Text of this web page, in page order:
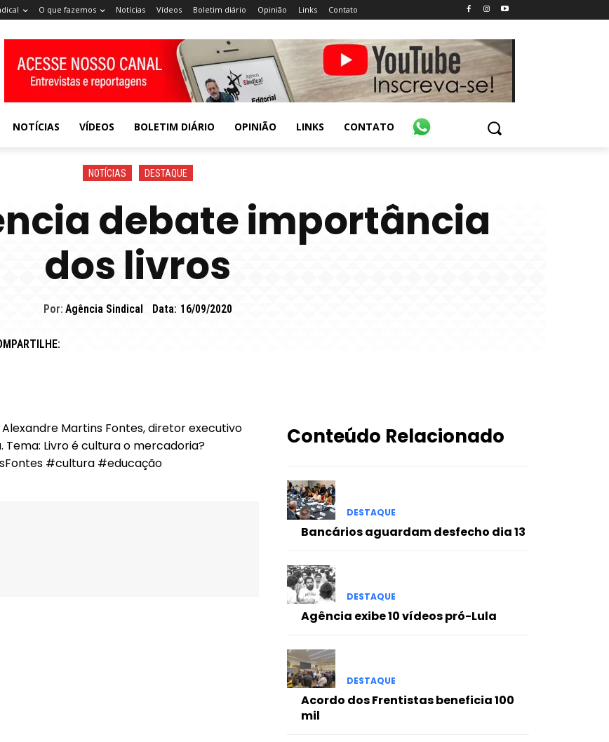
O que fazemos Notícias Vídeos Boletim diário Opinião Links Contato
NOTÍCIAS VÍDEOS BOLETIM DIÁRIO OPINIÃO LINKS CONTATO
NOTÍCIAS DESTAQUE
debate importância
dos livros
Por: Agência Sindical Data: 16/09/2020
Martins Fontes, diretor executivo
Tema: Livro é cultura o mercadoria?
#cultura #educação
Conteúdo Relacionado
DESTAQUE
Bancários aguardam desfecho dia 13
DESTAQUE
Agência exibe 10 vídeos pró-Lula
DESTAQUE
Acordo dos Frentistas beneficia 100
mil